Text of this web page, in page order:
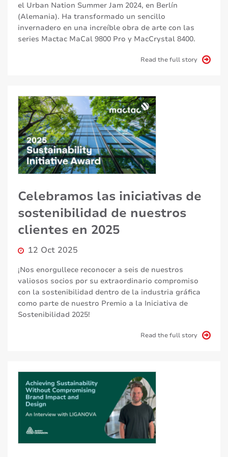
el Urban Nation Summer Jam 2024, en Berlín
(Alemania). Ha transformado un sencillo
invernadero en una increíble obra de arte con las
series Mactac MaCal 9800 Pro y MacCrystal 8400.
Read the full story
Celebramos las iniciativas de
sostenibilidad de nuestros
clientes en 2025
12 Oct 2025
¡Nos enorgullece reconocer a seis de nuestros
valiosos socios por su extraordinario compromiso
con la sostenibilidad dentro de la industria gráfica
como parte de nuestro Premio a la Iniciativa de
Sostenibilidad 2025!
Read the full story